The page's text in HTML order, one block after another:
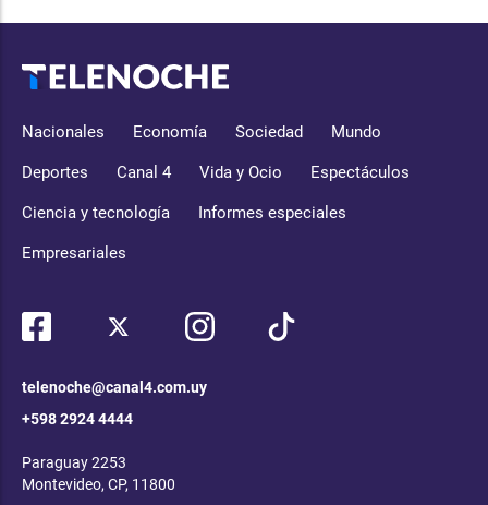
Nacionales Economía Sociedad Mundo
Deportes Canal 4 Vida y Ocio Espectáculos
Ciencia y tecnología Informes especiales
Empresariales
telenoche@canal4.com.uy
+598 2924 4444
Paraguay 2253
Montevideo, CP, 11800